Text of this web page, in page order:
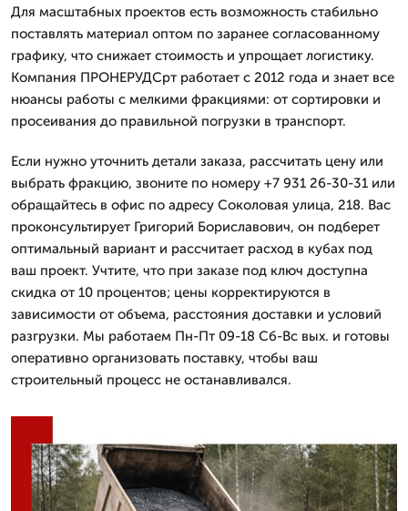
Для масштабных проектов есть возможность стабильно
поставлять материал оптом по заранее согласованному
графику, что снижает стоимость и упрощает логистику.
Компания ПРОНЕРУДСрт работает с 2012 года и знает все
нюансы работы с мелкими фракциями: от сортировки и
просеивания до правильной погрузки в транспорт.
Если нужно уточнить детали заказа, рассчитать цену или
выбрать фракцию, звоните по номеру +7 931 26-30-31 или
обращайтесь в офис по адресу Соколовая улица, 218. Вас
проконсультирует Григорий Бориславович, он подберет
оптимальный вариант и рассчитает расход в кубах под
ваш проект. Учтите, что при заказе под ключ доступна
скидка от 10 процентов; цены корректируются в
зависимости от объема, расстояния доставки и условий
разгрузки. Мы работаем Пн-Пт 09-18 Сб-Вс вых. и готовы
оперативно организовать поставку, чтобы ваш
строительный процесс не останавливался.